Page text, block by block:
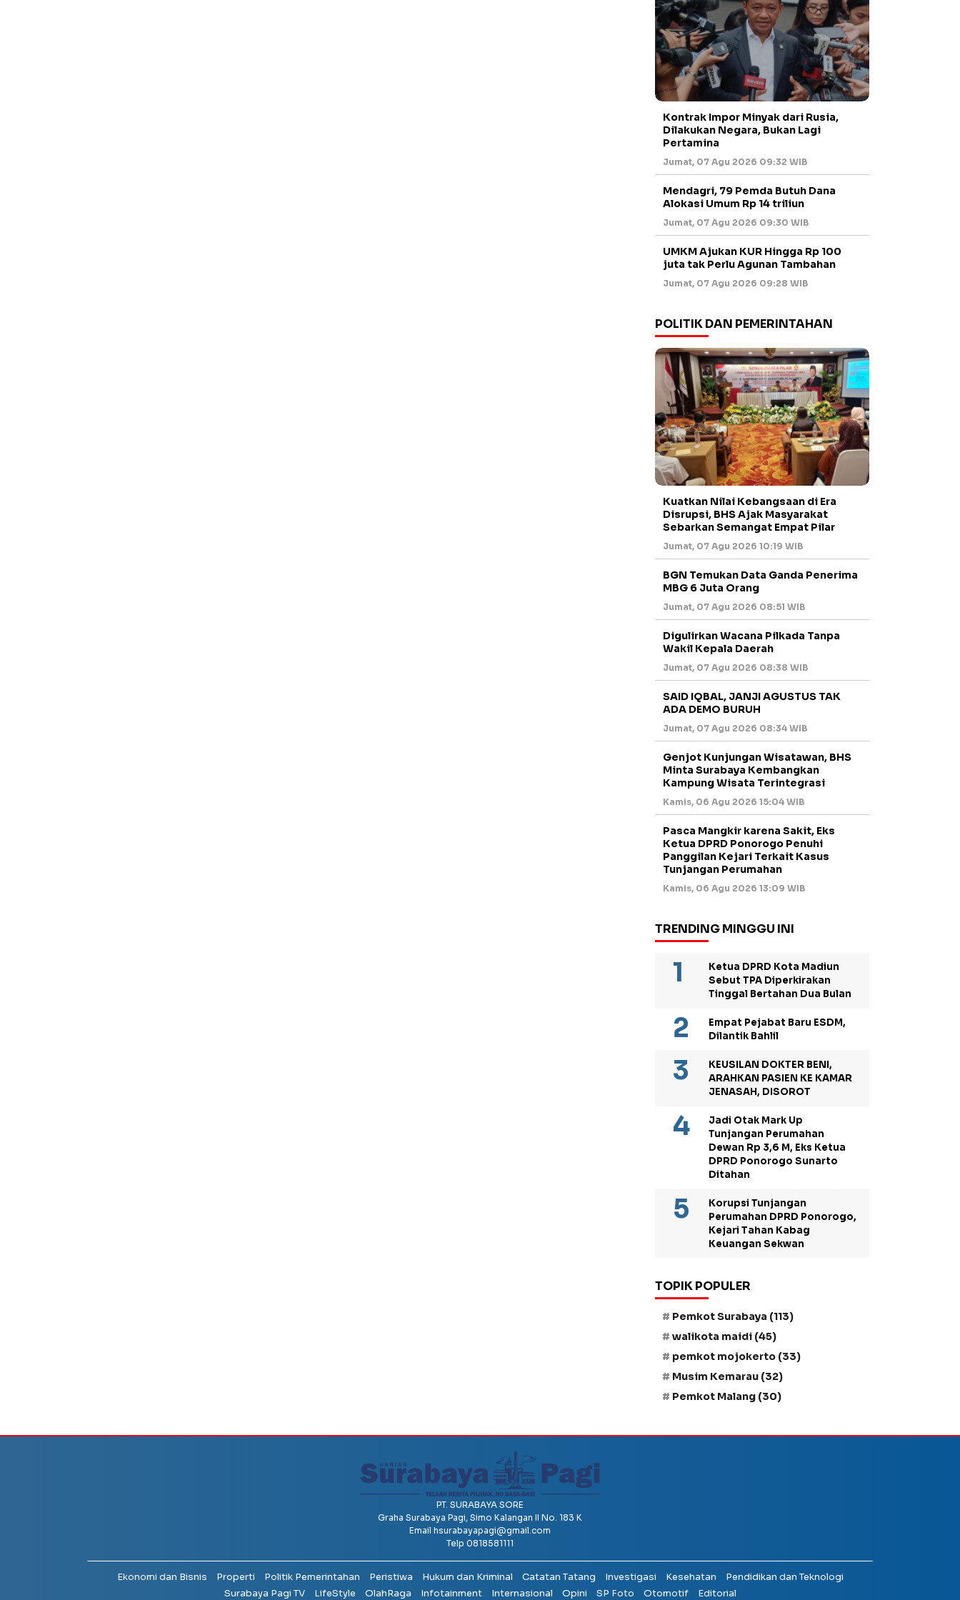
Kontrak Impor Minyak dari Rusia,
Dilakukan Negara, Bukan Lagi
Pertamina
Jumat, 07 Agu 2026 09:32 WIB
Mendagri, 79 Pemda Butuh Dana
Alokasi Umum Rp 14 triliun
Jumat, 07 Agu 2026 09:30 WIB
UMKM Ajukan KUR Hingga Rp 100
juta tak Perlu Agunan Tambahan
Jumat, 07 Agu 2026 09:28 WIB
POLITIK DAN PEMERINTAHAN
Kuatkan Nilai Kebangsaan di Era
Disrupsi, BHS Ajak Masyarakat
Sebarkan Semangat Empat Pilar
Jumat, 07 Agu 2026 10:19 WIB
BGN Temukan Data Ganda Penerima
MBG 6 Juta Orang
Jumat, 07 Agu 2026 08:51 WIB
Digulirkan Wacana Pilkada Tanpa
Wakil Kepala Daerah
Jumat, 07 Agu 2026 08:38 WIB
SAID IQBAL, JANJI AGUSTUS TAK
ADA DEMO BURUH
Jumat, 07 Agu 2026 08:34 WIB
Genjot Kunjungan Wisatawan, BHS
Minta Surabaya Kembangkan
Kampung Wisata Terintegrasi
Kamis, 06 Agu 2026 15:04 WIB
Pasca Mangkir karena Sakit, Eks
Ketua DPRD Ponorogo Penuhi
Panggilan Kejari Terkait Kasus
Tunjangan Perumahan
Kamis, 06 Agu 2026 13:09 WIB
TRENDING MINGGU INI
Ketua DPRD Kota Madiun
Sebut TPA Diperkirakan
Tinggal Bertahan Dua Bulan
Empat Pejabat Baru ESDM,
Dilantik Bahlil
KEUSILAN DOKTER BENI,
ARAHKAN PASIEN KE KAMAR
JENASAH, DISOROT
Jadi Otak Mark Up
Tunjangan Perumahan
Dewan Rp 3,6 M, Eks Ketua
DPRD Ponorogo Sunarto
Ditahan
Korupsi Tunjangan
Perumahan DPRD Ponorogo,
Kejari Tahan Kabag
Keuangan Sekwan
TOPIK POPULER
Pemkot Surabaya (113)
walikota maidi (45)
pemkot mojokerto (33)
Musim Kemarau (32)
Pemkot Malang (30)
PT. SURABAYA SORE
Graha Surabaya Pagi, Simo Kalangan II No. 183 K
Email hsurabayapagi@gmail.com
Telp 0818581111
Ekonomi dan Bisnis Properti Politik Pemerintahan Peristiwa Hukum dan Kriminal Catatan Tatang Investigasi Kesehatan
Pendidikan dan Teknologi
Surabaya Pagi TV
LifeStyle OlahRaga Infotainment Internasional Opini SP Foto Otomotif Editorial